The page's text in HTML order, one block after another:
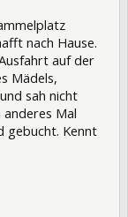
nach Hause.
auf der
Mädels,
sah nicht
Mal
gebucht. Kennt